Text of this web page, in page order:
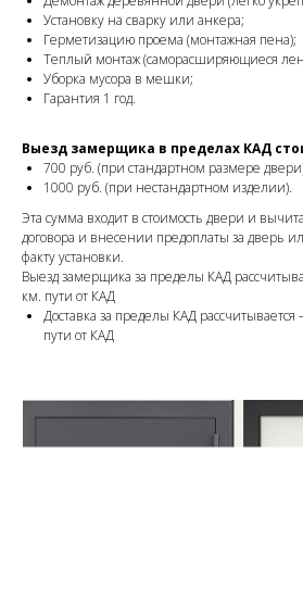
Установку на сварку или анкера;
Герметизацию проема (монтажная пена);
Теплый монтаж (саморасширяющиеся
Уборка мусора в мешки;
Гарантия 1 год.
Выезд замерщика в пределах КАД
700 руб. (при стандартном размере
1000 руб. (при нестандартном изделии).
Эта сумма входит в стоимость двери и
договора и внесении предоплаты за дверь
факту установки.
Выезд замерщика за пределы КАД
км. пути от КАД
Доставка за пределы КАД рассчитывается
пути от КАД